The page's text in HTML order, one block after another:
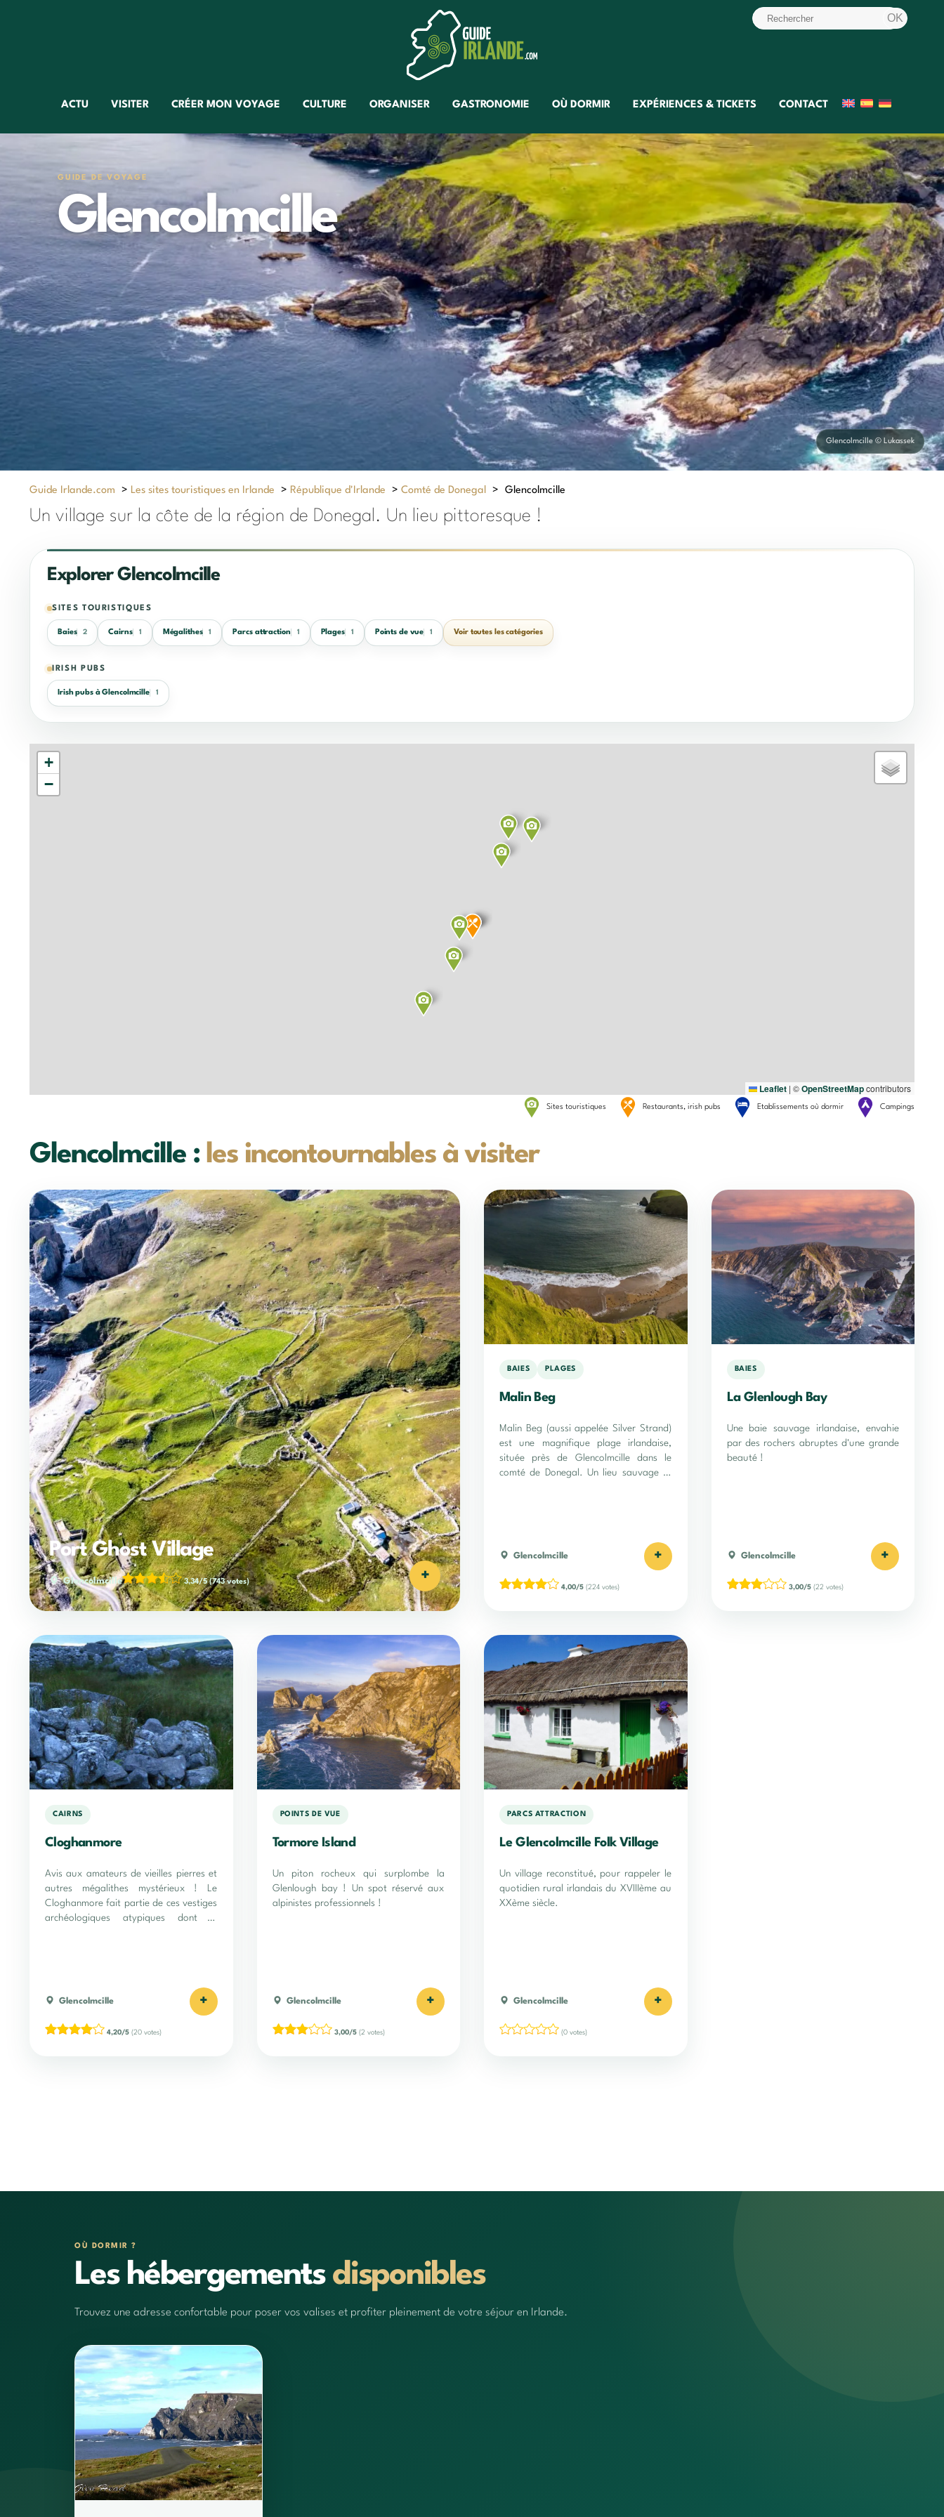
ACTU VISITER CRÉER MON VOYAGE CULTURE ORGANISER GASTRONOMIE OÙ DORMIR EXPÉRIENCES & TICKETS CONTACT
GUIDE DE VOYAGE
Glencolmcille
Glencolmcille © Lukassek
Guide Irlande.com > Les sites touristiques en Irlande > République d'Irlande > Comté de Donegal > Glencolmcille
Un village sur la côte de la région de Donegal. Un lieu pittoresque !
Explorer Glencolmcille
SITES TOURISTIQUES
Baies 2 Cairns 1 Mégalithes 1 Parcs attraction 1 Plages 1 Points de vue 1 Voir toutes les catégories
IRISH PUBS
Irish pubs à Glencolmcille 1
+
−
Leaflet | ©OpenStreetMapcontributors
Sites touristiques Restaurants, irish pubs Etablissements où dormir Campings
Glencolmcille : les incontournables à visiter
Port Ghost Village
Glencolmcille 3,34/5(743 votes) +
BAIES PLAGES
Malin Beg
Malin Beg (aussi appelée Silver Strand)
est une magnifique plage irlandaise,
située près de Glencolmcille dans le
comté de Donegal. Un lieu sauvage et
Glencolmcille +
4,00/5 (224 votes)
BAIES
La Glenlough Bay
Une baie sauvage irlandaise, envahie
par des rochers abruptes d'une grande
beauté !
Glencolmcille +
3,00/5(22 votes)
CAIRNS
Cloghanmore
Avis aux amateurs de vieilles pierres et
autres mégalithes mystérieux ! Le
Cloghanmore fait partie de ces vestiges
archéologiques atypiques dont le
Glencolmcille +
4,20/5 (20 votes)
POINTS DE VUE
Tormore Island
Un piton rocheux qui surplombe la
Glenlough bay ! Un spot réservé aux
alpinistes professionnels !
Glencolmcille +
3,00/5(2 votes)
PARCS ATTRACTION
Le Glencolmcille Folk Village
Un village reconstitué, pour rappeler le
quotidien rural irlandais du XVIIIème au
XXème siècle.
Glencolmcille +
(0 votes)
OÙ DORMIR ?
Les hébergements disponibles
Trouvez une adresse confortable pour poser vos valises et profiter pleinement de votre séjour en Irlande.